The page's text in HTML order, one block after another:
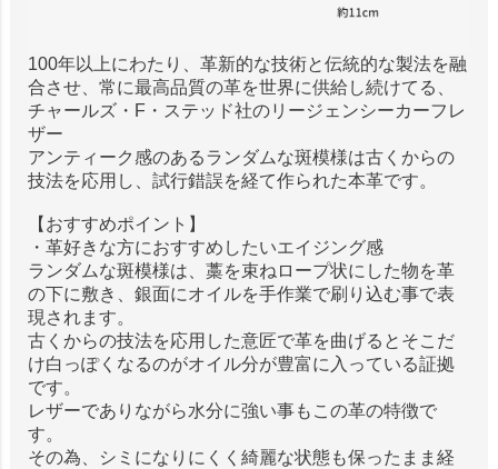
100年以上にわたり、革新的な技術と伝統的な製法を融
合させ、常に最高品質の革を世界に供給し続けてる、
チャールズ・F・ステッド社のリージェンシーカーフレ
ザー
アンティーク感のあるランダムな斑模様は古くからの
技法を応用し、試行錯誤を経て作られた本革です。
【おすすめポイント】
・革好きな方におすすめしたいエイジング感
ランダムな斑模様は、藁を束ねロープ状にした物を革
の下に敷き、銀面にオイルを手作業で刷り込む事で表
現されます。
古くからの技法を応用した意匠で革を曲げるとそこだ
け白っぽくなるのがオイル分が豊富に入っている証拠
です。
レザーでありながら水分に強い事もこの革の特徴で
す。
その為、シミになりにくく綺麗な状態も保ったまま経